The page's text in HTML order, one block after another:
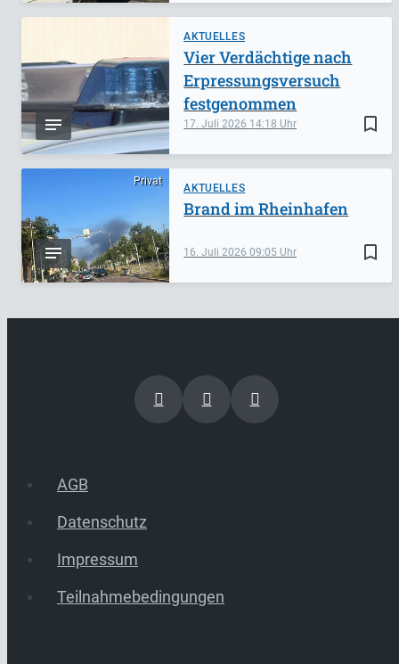
AKTUELLES
bookmark_border
17. Juli 2026 14:18
Vier Verdächtige nach
Erpressungsversuch
festgenommen
Privat
AKTUELLES
bookmark_border
16. Juli 202609:05
Brand im Rheinhafen
AGB
Datenschutz
Impressum
Teilnahmebedingungen